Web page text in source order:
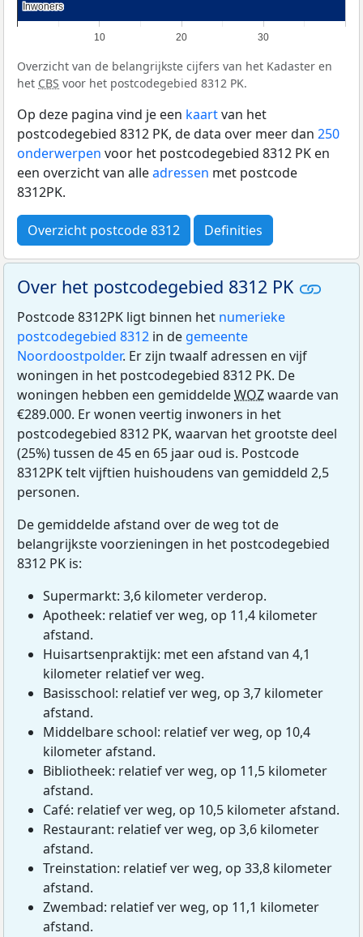
10 20 30
Inwoners
Inwoners
Overzicht van de belangrijkste cijfers van het Kadaster en
het CBS voor het postcodegebied 8312 PK.
Op deze pagina vind je een kaartvan het
postcodegebied 8312 PK, de data over meer dan 250
onderwerpen voor het postcodegebied 8312 PK en
een overzicht van alleadressen met postcode
8312PK.
Overzicht postcode 8312 Definities
Over het postcodegebied 8312 PK
Postcode 8312PK ligt binnen het numerieke
postcodegebied 8312 in de gemeente
Noordoostpolder. Er zijn twaalf adressen en vijf
woningen in het postcodegebied 8312 PK. De
woningen hebben een gemiddeldeWOZwaarde van
€289.000. Er wonen veertig inwoners in het
postcodegebied 8312 PK, waarvan het grootste deel
(25%) tussen de 45 en 65 jaar oud is. Postcode
8312PK telt vijftien huishoudens van gemiddeld 2,5
personen.
De gemiddelde afstand over de weg tot de
belangrijkste voorzieningen in het postcodegebied
8312 PK is:
Supermarkt: 3,6 kilometer verderop.
Apotheek: relatief ver weg, op 11,4 kilometer
afstand.
Huisartsenpraktijk: met een afstand van 4,1
kilometer relatief ver weg.
Basisschool: relatief ver weg, op 3,7 kilometer
afstand.
Middelbare school: relatief ver weg, op 10,4
kilometer afstand.
Bibliotheek: relatief ver weg, op 11,5 kilometer
afstand.
Café: relatief ver weg, op 10,5 kilometer afstand.
Restaurant: relatief ver weg, op 3,6 kilometer
afstand.
Treinstation: relatief ver weg, op 33,8 kilometer
afstand.
Zwembad: relatief ver weg, op 11,1 kilometer
afstand.